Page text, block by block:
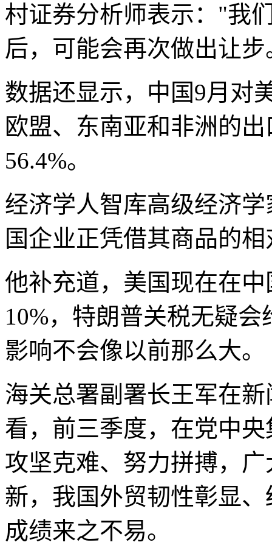
村证券分析师表示："我
后，可能会再次做出让
数据还显示，中国9月对
欧盟、东南亚和非洲的
56.4%。
经济学人智库高级经济
国企业正凭借其商品的
他补充道，美国现在在
10%，特朗普关税无疑
影响不会像以前那么大。
海关总署副署长王军在
看，前三季度，在党中
攻坚克难、努力拼搏，
新，我国外贸韧性彰显
成绩来之不易。